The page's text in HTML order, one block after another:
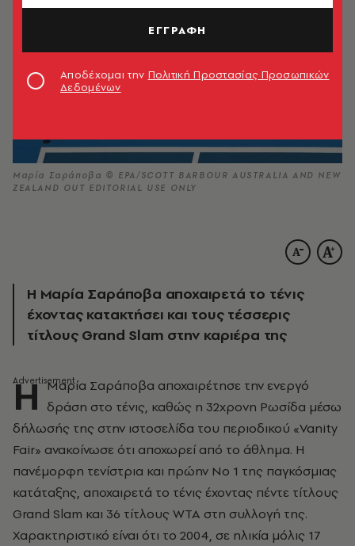
Μαρία Σαράποβα © EPA/SCOTT BARBOUR AUSTRALIA AND NEW
ZEALAND OUT EDITORIAL USE ONLY
Η Μαρία Σαράποβα αποχαιρετά το τένις
έχοντας κατακτήσει και τους τέσσερις
τίτλους Grand Slam στην καριέρα της
Η Μαρία Σαράποβα αποχαιρέτησε την ενεργό
δράση στο τένις, καθώς η 32χρονη Ρωσίδα μέσω
δήλωσής της στην ιστοσελίδα του περιοδικού «Vanity
Fair» ανακοίνωσε ότι αποχωρεί από το άθλημα. Η
πανέμορφη τενίστρια και πρώην Νο 1 της παγκόσμιας
κατάταξης, αποχαιρετά το τένις έχοντας πέντε τίτλους
Grand Slam και 36 τίτλους WTA στη συλλογή της.
Χαρακτηριστικό είναι ότι το 2004, σε ηλικία μόλις 17
ΕΓΓΡΑΦΗ
Αποδέχομαι την Πολιτική Προστασίας Προσωπικών
Δεδομένων